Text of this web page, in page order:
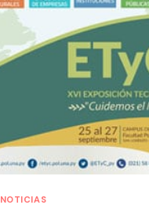
NOTICIAS